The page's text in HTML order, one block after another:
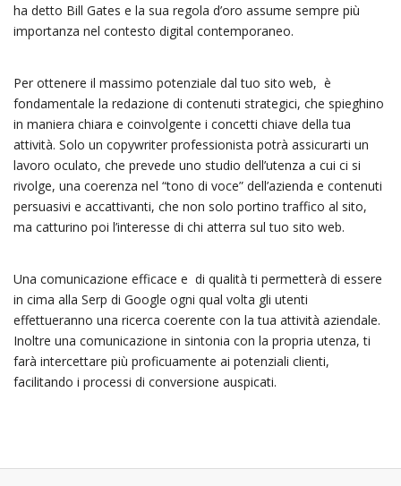
ha detto Bill Gates e la sua regola d’oro assume sempre più
importanza nel contesto digital contemporaneo.
Per ottenere il massimo potenziale dal tuo sito web, è
fondamentale la redazione di contenuti strategici, che spieghino
in maniera chiara e coinvolgente i concetti chiave della tua
attività. Solo un copywriter professionista potrà assicurarti un
lavoro oculato, che prevede uno studio dell’utenza a cui ci si
rivolge, una coerenza nel “tono di voce” dell’azienda e contenuti
persuasivi e accattivanti, che non solo portino traffico al sito,
ma catturino poi l’interesse di chi atterra sul tuo sito web.
Una comunicazione efficace e di qualità ti permetterà di essere
in cima alla Serp di Google ogni qual volta gli utenti
effettueranno una ricerca coerente con la tua attività aziendale.
Inoltre una comunicazione in sintonia con la propria utenza, ti
farà intercettare più proficuamente ai potenziali clienti,
facilitando i processi di conversione auspicati.